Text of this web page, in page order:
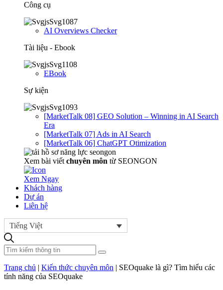
Công cụ
AI Overviews Checker
Tài liệu - Ebook
EBook
Sự kiện
[MarketTalk 08] GEO Solution – Winning in AI Search
Era
[MarketTalk 07] Ads in AI Search
[MarketTalk 06] ChatGPT Otimization
Xem bài viết chuyên môn từ SEONGON
Xem Ngay
Khách hàng
Dự án
Liên hệ
Tiếng Việt
Trang chủ | Kiến thức chuyên môn | SEOquake là gì? Tìm hiểu các
tính năng của SEOquake